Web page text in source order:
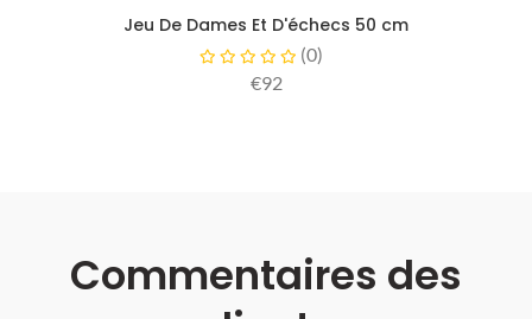
Jeu De Dames Et D'échecs 50 cm
(0)
€92
Commentaires des